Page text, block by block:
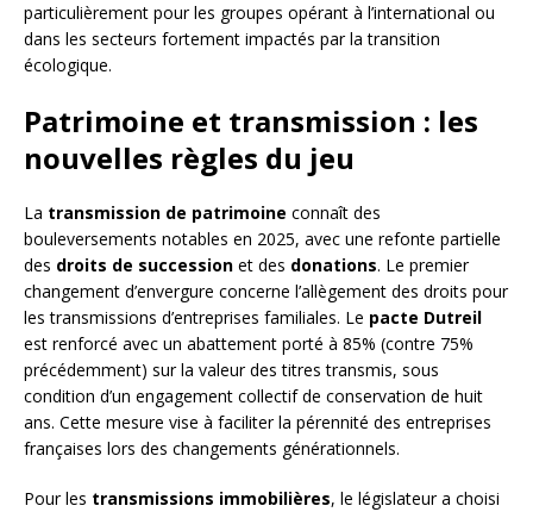
particulièrement pour les groupes opérant à l’international ou
dans les secteurs fortement impactés par la transition
écologique.
Patrimoine et transmission : les
nouvelles règles du jeu
La transmission de patrimoine connaît des
bouleversements notables en 2025, avec une refonte partielle
des droits de succession et des donations. Le premier
changement d’envergure concerne l’allègement des droits pour
les transmissions d’entreprises familiales. Le pacte Dutreil
est renforcé avec un abattement porté à 85% (contre 75%
précédemment) sur la valeur des titres transmis, sous
condition d’un engagement collectif de conservation de huit
ans. Cette mesure vise à faciliter la pérennité des entreprises
françaises lors des changements générationnels.
Pour les transmissions immobilières, le législateur a choisi